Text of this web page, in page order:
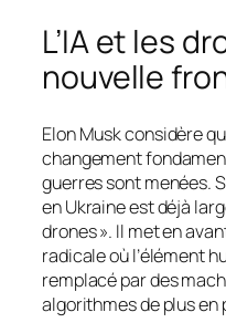
L’IA et les
nouvelle
Elon Musk considère
changement
guerres sont menées.
en Ukraine est déjà
drones ». Il met en
radicale où l’élément
remplacé par des
algorithmes de plus en